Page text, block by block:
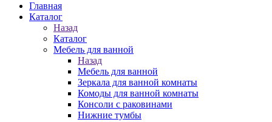
Главная
Каталог
Назад
Каталог
Мебель для ванной
Назад
Мебель для ванной
Зеркала для ванной комнаты
Комоды для ванной комнаты
Консоли с раковинами
Нижние тумбы